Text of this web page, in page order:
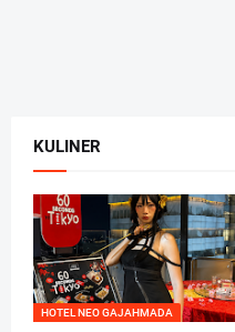
KULINER
HOTEL NEO GAJAHMADA